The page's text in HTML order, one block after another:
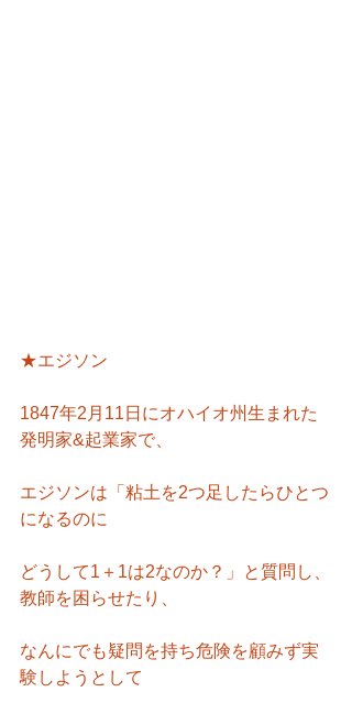
★エジソン
1847年2月11日にオハイオ州生まれた
発明家&起業家で、
エジソンは「粘土を2つ足したらひとつ
になるのに
どうして1＋1は2なのか？」と質問し、
教師を困らせたり、
なんにでも疑問を持ち危険を顧みず実
験しようとして